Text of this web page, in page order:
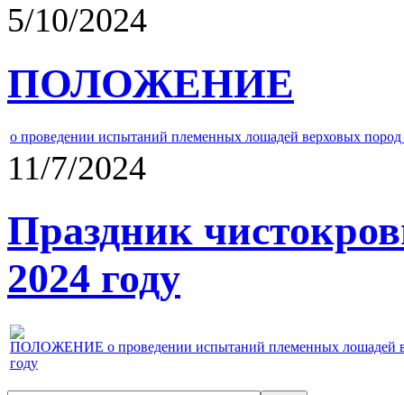
5/10/2024
ПОЛОЖЕНИЕ
о проведении испытаний племенных лошадей верховых
11/7/2024
Праздник
2024 году
ПОЛОЖЕНИЕ о проведении испытаний племенных лошадей
году